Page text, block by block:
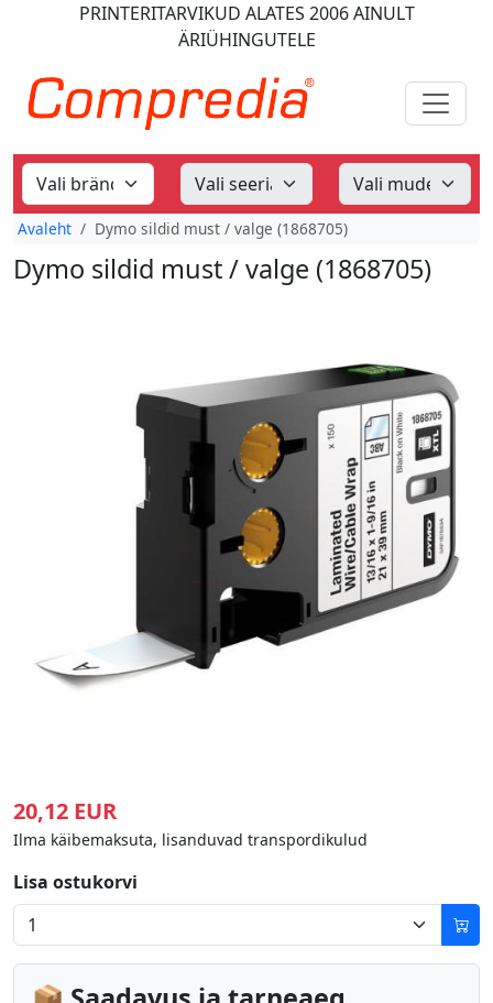
PRINTERITARVIKUD ALATES 2006AINULT
ÄRIÜHINGUTELE
Avaleht Dymo sildid must / valge (1868705)
Dymo sildid must / valge (1868705)
20,12 EUR
Ilma käibemaksuta, lisanduvad transpordikulud
Lisa ostukorvi